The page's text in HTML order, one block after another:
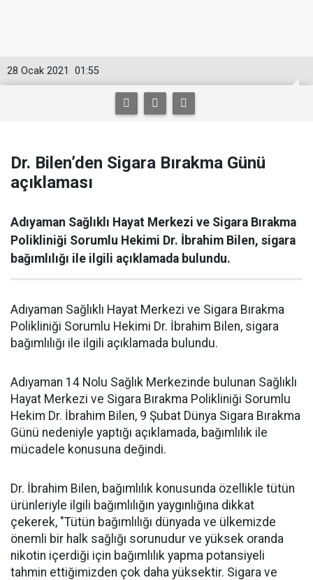
01:55
28 Ocak 2021
Dr. Bilen’den Sigara Bırakma Günü
açıklaması
Adıyaman Sağlıklı Hayat Merkezi ve Sigara Bırakma
Polikliniği Sorumlu Hekimi Dr. İbrahim Bilen, sigara
bağımlılığı ile ilgili açıklamada bulundu.
Adıyaman Sağlıklı Hayat Merkezi ve Sigara Bırakma
Polikliniği Sorumlu Hekimi Dr. İbrahim Bilen, sigara
bağımlılığı ile ilgili açıklamada bulundu.
Adıyaman 14 Nolu Sağlık Merkezinde bulunan Sağlıklı
Hayat Merkezi ve Sigara Bırakma Polikliniği Sorumlu
Hekim Dr. İbrahim Bilen, 9 Şubat Dünya Sigara Bırakma
Günü nedeniyle yaptığı açıklamada, bağımlılık ile
mücadele konusuna değindi.
Dr. İbrahim Bilen, bağımlılık konusunda özellikle tütün
ürünleriyle ilgili bağımlılığın yaygınlığına dikkat
çekerek, "Tütün bağımlılığı dünyada ve ülkemizde
önemli bir halk sağlığı sorunudur ve yüksek oranda
nikotin içerdiği için bağımlılık yapma potansiyeli
tahmin ettiğimizden çok daha yüksektir. Sigara ve